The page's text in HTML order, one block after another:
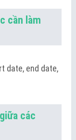
cần làm
date, end date,
các